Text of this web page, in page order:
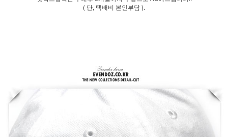
( 단, 택배비 본인부담 ).